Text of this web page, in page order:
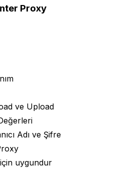
Proxy
ve Upload
Adı ve Şifre
uygundur